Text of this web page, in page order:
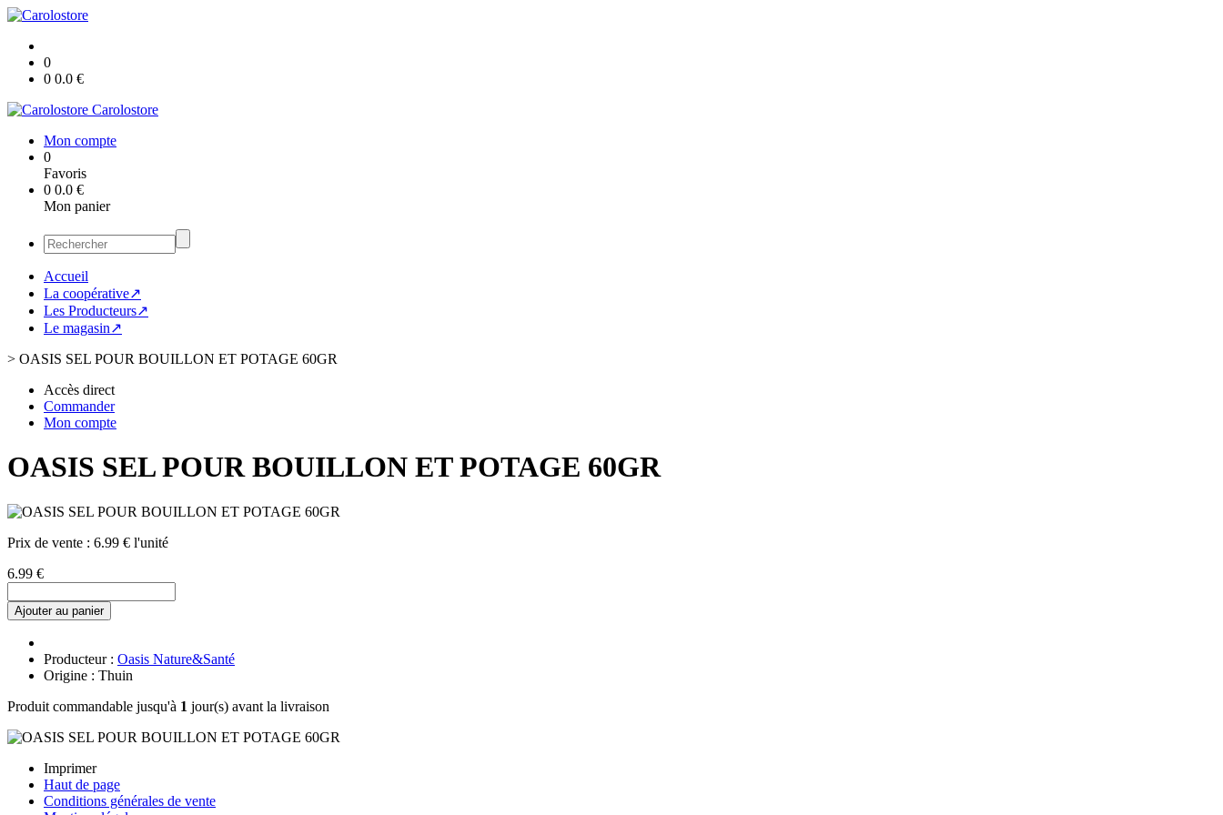
0
0 0.0 €
Carolostore
Mon compte
0
Favoris
0 0.0 €
Mon panier
Accueil
La coopérative↗
Les Producteurs↗
Le magasin↗
> OASIS SEL POUR BOUILLON ET POTAGE 60GR
Accès direct
Commander
Mon compte
OASIS SEL POUR BOUILLON ET POTAGE 60GR
Prix de vente : 6.99 € l'unité
6.99 €
Ajouter au panier
Producteur : Oasis Nature&Santé
Origine : Thuin
Produit commandable jusqu'à 1 jour(s) avant la livraison
Imprimer
Haut de page
Conditions générales de vente